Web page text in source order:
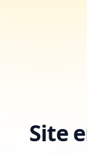
Site